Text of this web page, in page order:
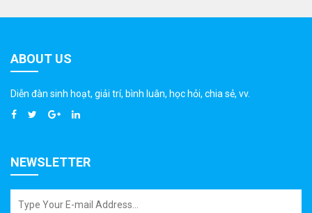
ABOUT US
Diễn đàn sinh hoạt, giải trí, bình luân, học hỏi, chia sẻ, vv.
NEWSLETTER